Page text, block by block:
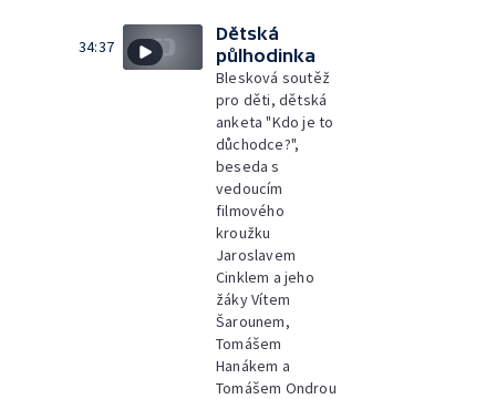
34:37
Dětská
půlhodinka
Blesková soutěž
pro děti, dětská
anketa "Kdo je to
důchodce?",
beseda s
vedoucím
filmového
kroužku
Jaroslavem
Cinklem a jeho
žáky Vítem
Šarounem,
Tomášem
Hanákem a
Tomášem Ondrou